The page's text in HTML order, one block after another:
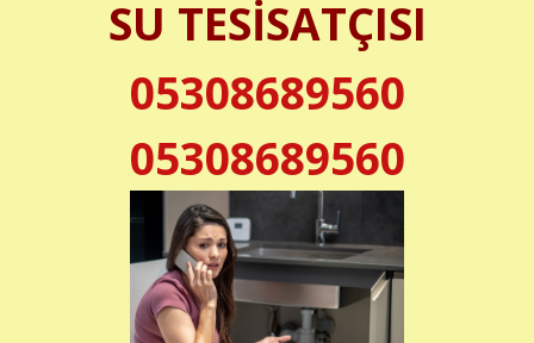
SU TESİSATÇISI
05308689560
05308689560